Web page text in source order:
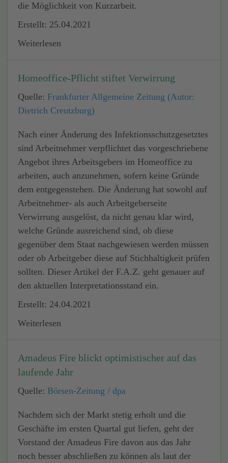
die Möglichkeit von Kurzarbeit.
Erstellt: 25.04.2021
Weiterlesen
Homeoffice-Pflicht stiftet Verwirrung
Quelle: Frankfurter Allgemeine Zeitung (Autor:
Dietrich Creutzburg)
Nach einer Änderung des Infektionsschutzgesetztes
sind Arbeitnehmer verpflichtet das vorgeschriebene
Angebot ihres Arbeitsgebers im Homeoffice zu
arbeiten, auch anzunehmen, sofern keine Gründe
dem entgegenstehen. Die Änderung hat sowohl auf
Arbeitnehmer- als auch Arbeitgeberseite
Verwirrung ausgelöst, da nicht genau klar wird,
welche Gründe ausreichend sind, ob diese
gegenüber dem Staat nachgewiesen werden müssen
oder ob Arbeitgeber diese auf Stichhaltigkeit prüfen
sollten. Dieser Artikel der F.A.Z. geht genauer auf
den aktuellen Interpretationsstand ein.
Erstellt: 24.04.2021
Weiterlesen
Amadeus Fire blickt optimistischer auf das
laufende Jahr
Quelle: Börsen-Zeitung / dpa
Nachdem sich der Markt stetig erholt und die
Geschäfte im ersten Quartal gut liefen, geht der
Vorstand der Amadeus Fire davon aus das Jahr
noch besser abschließen zu können als laut der